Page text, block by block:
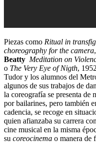
Piezas como Ritual in
choreography for the camera
Beatty Meditation on
o The Very Eye of Nigth,
Tudor y los alumnos del
algunos de sus trabajos de
la coreografía se presenta de
por bailarines, pero también
cadencia, se recoge en
quien afianzaba su carrera
cine musical en la misma
su coreocinema o manera de